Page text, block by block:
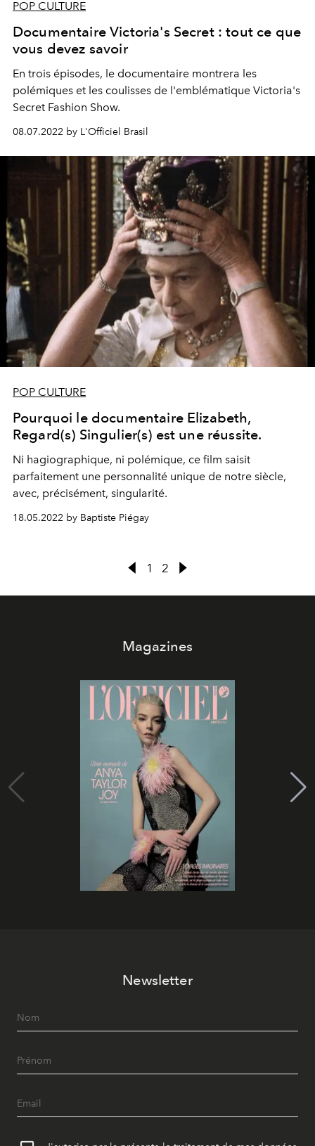
POP CULTURE
Documentaire Victoria's Secret : tout ce que
vous devez savoir
En trois épisodes, le documentaire montrera les
polémiques et les coulisses de l'emblématique Victoria's
Secret Fashion Show.
08.07.2022 by L'Officiel Brasil
POP CULTURE
Pourquoi le documentaire Elizabeth,
Regard(s) Singulier(s) est une réussite.
Ni hagiographique, ni polémique, ce film saisit
parfaitement une personnalité unique de notre siècle,
avec, précisément, singularité.
18.05.2022 by Baptiste Piégay
1 2
Magazines
Newsletter